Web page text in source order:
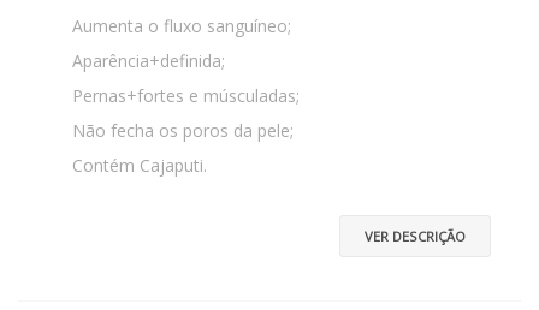
Aumenta o fluxo sanguíneo;
Aparência+definida;
Pernas+fortes e músculadas;
Não fecha os poros da pele;
Contém Cajaputi.
VER DESCRIÇÃO